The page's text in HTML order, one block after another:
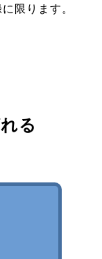
限ります。
る